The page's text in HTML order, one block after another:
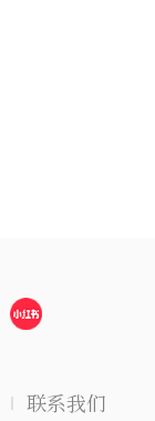
联系我们